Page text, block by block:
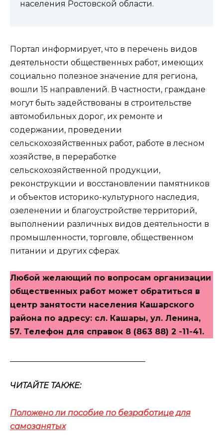
населения Ростовской области.
Портал информирует, что в перечень видов
деятельности общественных работ, имеющих
социально полезное значение для региона,
вошли 15 направлений. В частности, граждане
могут быть задействованы в строительстве
автомобильных дорог, их ремонте и
содержании, проведении
сельскохозяйственных работ, работе в лесном
хозяйстве, в переработке
сельскохозяйственной продукции,
реконструкции и восстановлении памятников
и объектов историко-культурного наследия,
озеленении и благоустройстве территорий,
выполнении различных видов деятельности в
промышленности, торговле, общественном
питании и других сферах.
Любой желающий по вопросам организации
общественных работ может обратиться в
центр занятости населения Кашарского
района по адресу: сл. Кашары, ул. Ленина,
57. Телефон для справок 8 (863 88) 2 -11-41.
ЧИТАЙТЕ ТАКЖЕ:
Положено ли пособие по безработице для
самозанятых